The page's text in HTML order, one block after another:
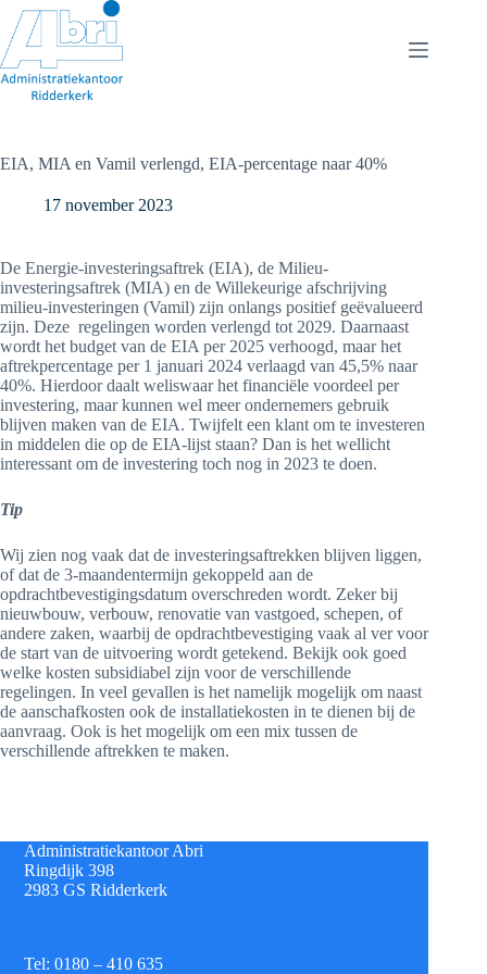
naar
de
inhoud
EIA, MIA en Vamil verlengd, EIA-percentage naar 40%
17 november 2023
De Energie-investeringsaftrek (EIA), de Milieu-
investeringsaftrek (MIA) en de Willekeurige afschrijving
milieu-investeringen (Vamil) zijn onlangs positief geëvalueerd
zijn. Deze regelingen worden verlengd tot 2029. Daarnaast
wordt het budget van de EIA per 2025 verhoogd, maar het
aftrekpercentage per 1 januari 2024 verlaagd van 45,5% naar
40%. Hierdoor daalt weliswaar het financiële voordeel per
investering, maar kunnen wel meer ondernemers gebruik
blijven maken van de EIA. Twijfelt een klant om te investeren
in middelen die op de EIA-lijst staan? Dan is het wellicht
interessant om de investering toch nog in 2023 te doen.
Tip
Wij zien nog vaak dat de investeringsaftrekken blijven liggen,
of dat de 3-maandentermijn gekoppeld aan de
opdrachtbevestigingsdatum overschreden wordt. Zeker bij
nieuwbouw, verbouw, renovatie van vastgoed, schepen, of
andere zaken, waarbij de opdrachtbevestiging vaak al ver voor
de start van de uitvoering wordt getekend. Bekijk ook goed
welke kosten subsidiabel zijn voor de verschillende
regelingen. In veel gevallen is het namelijk mogelijk om naast
de aanschafkosten ook de installatiekosten in te dienen bij de
aanvraag. Ook is het mogelijk om een mix tussen de
verschillende aftrekken te maken.
Administratiekantoor Abri
Ringdijk 398
2983 GS Ridderkerk
Tel: 0180 – 410 635